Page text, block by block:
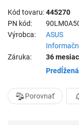
Kód tovaru 445270
PN kód
Výrobca
ASUS
Záruka
36
Porovnať